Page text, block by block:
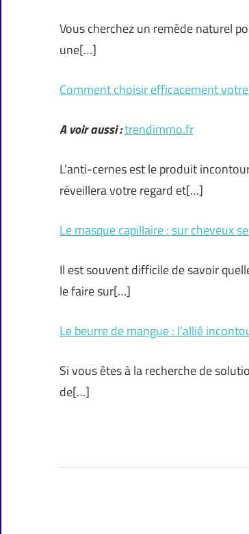
Vous cherchez un remède naturel
une[…]
Comment choisir efficacement
A voir aussi :trendimmo.fr
L’anti-cernes est le produit
réveillera votre regard et[…]
Le masque capillaire : sur cheveux
Il est souvent difficile de savoir
le faire sur[…]
Le beurre de mangue : l’allié
Si vous êtes à la recherche de
de[…]